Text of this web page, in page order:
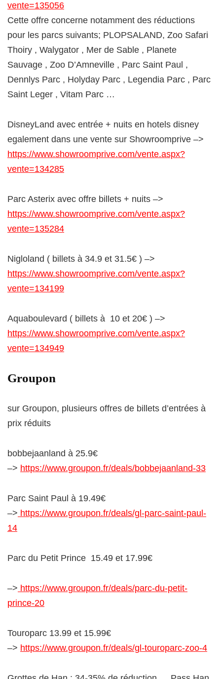
vente=135056
Cette offre concerne notamment des réductions
pour les parcs suivants; PLOPSALAND, Zoo Safari
Thoiry , Walygator , Mer de Sable , Planete
Sauvage , Zoo D’Amneville , Parc Saint Paul ,
Dennlys Parc , Holyday Parc , Legendia Parc , Parc
Saint Leger , Vitam Parc …
DisneyLand avec entrée + nuits en hotels disney
egalement dans une vente sur Showroomprive –>
https://www.showroomprive.com/vente.aspx?
vente=134285
Parc Asterix avec offre billets + nuits –>
https://www.showroomprive.com/vente.aspx?
vente=135284
Nigloland ( billets à 34.9 et 31.5€ ) –>
https://www.showroomprive.com/vente.aspx?
vente=134199
Aquaboulevard ( billets à 10 et 20€ ) –>
https://www.showroomprive.com/vente.aspx?
vente=134949
Groupon
sur Groupon, plusieurs offres de billets d’entrées à
prix réduits
bobbejaanland à 25.9€
–> https://www.groupon.fr/deals/bobbejaanland-33
Parc Saint Paul à 19.49€
–> https://www.groupon.fr/deals/gl-parc-saint-paul-
14
Parc du Petit Prince 15.49 et 17.99€
–> https://www.groupon.fr/deals/parc-du-petit-
prince-20
Touroparc 13.99 et 15.99€
–> https://www.groupon.fr/deals/gl-touroparc-zoo-4